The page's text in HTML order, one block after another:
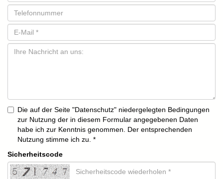
Die auf der Seite "Datenschutz" niedergelegten Bedingungen
zur Nutzung der in diesem Formular angegebenen Daten
habe ich zur Kenntnis genommen. Der entsprechenden
Nutzung stimme ich zu. *
Sicherheitscode